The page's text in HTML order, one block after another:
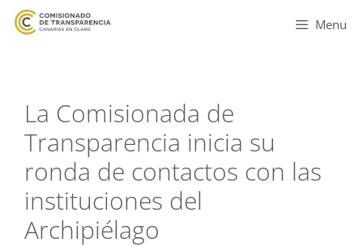
Menu
La Comisionada de
Transparencia inicia su
ronda de contactos con las
instituciones del
Archipiélago